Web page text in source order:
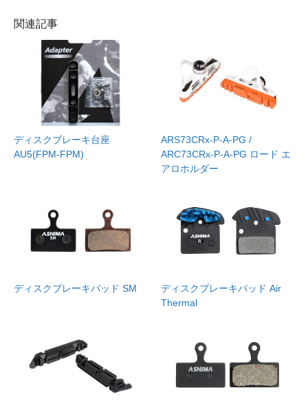
関連記事
ディスクブレーキ台座
AU5(FPM-FPM)
ARS73CRx-P-A-PG /
ARC73CRx-P-A-PG ロード エ
アロホルダー
ディスクブレーキパッド SM
ディスクブレーキパッド Air
Thermal